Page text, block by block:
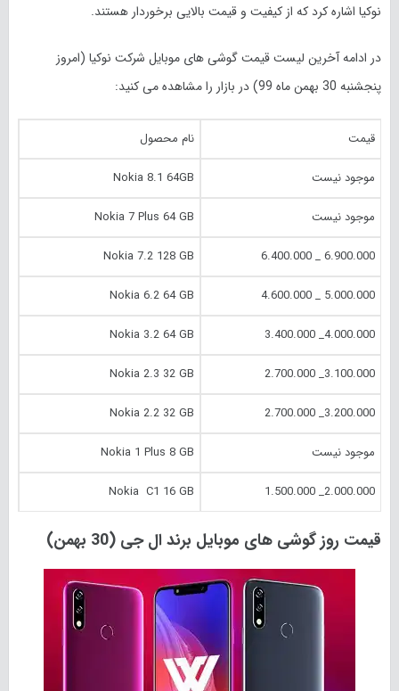
نوکیا اشاره کرد که از کیفیت و قیمت بالایی برخوردار هستند.
در ادامه آخرین لیست قیمت گوشی های موبایل شرکت نوکیا (امروز
پنجشنبه 30 بهمن ماه
99) در بازار را مشاهده می کنید:
قیمت نام محصول
موجود نیست Nokia 8.1 64GB
موجود نیست Nokia 7 Plus 64 GB
6.900.000 _ 6.400.000
Nokia 7.2 128 GB
5.000.000 _ 4.600.000
Nokia 6.2 64 GB
4.000.000_ 3.400.000
Nokia 3.2 64 GB
3.100.000_ 2.700.000
Nokia 2.3 32 GB
3.200.000_ 2.700.000
Nokia 2.2 32 GB
موجود نیست Nokia 1 Plus 8 GB
2.000.000_ 1.500.000
Nokia C1 16 GB
قیمت روز گوشی های موبایل برند ال جی (30 بهمن)